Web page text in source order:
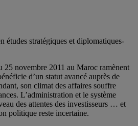
études stratégiques et diplomatiques-
25 novembre 2011 au Maroc ramènent
d’un statut avancé auprès de
son climat des affaires souffre
L’administration et le système
des attentes des investisseurs … et
politique reste incertaine.